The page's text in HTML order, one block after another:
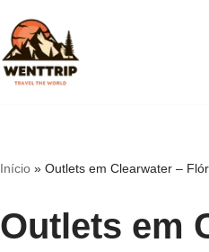
Início » Outlets em Clearwater –
Outlets em